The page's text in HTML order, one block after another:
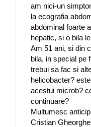
am nici-un
la ecografia
abdominal foarte
hepatic, si o bila
Am 51 ani, si din
bila, in special pe
trebui sa fac si
helicobacter?
acestui microb?
continuare?
Multumesc
Cristian Gheorghe